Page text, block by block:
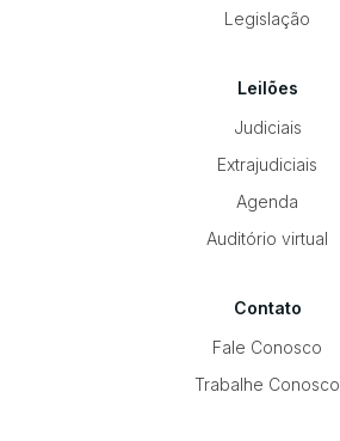
Legislação
Leilões
Judiciais
Extrajudiciais
Agenda
Auditório virtual
Contato
Fale Conosco
Trabalhe Conosco